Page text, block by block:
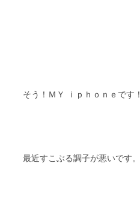
そう！ＭＹ ｉｐｈｏｎｅです！
最近すこぶる調子が悪いです。